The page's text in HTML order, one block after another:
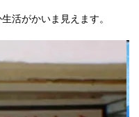
活がかいま見えます。